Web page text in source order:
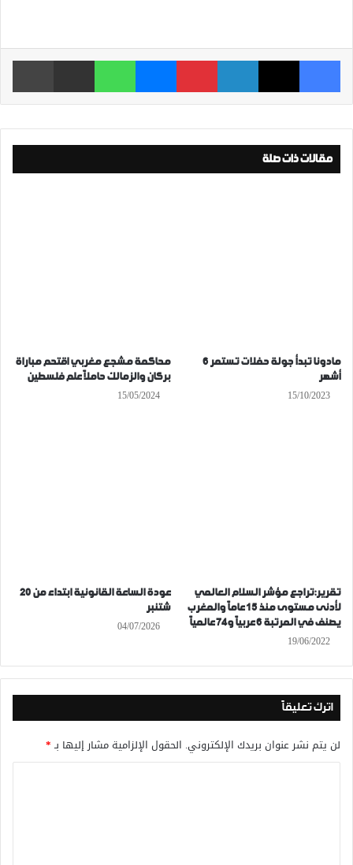
فيسبوك ‫X لينكدإن بينتيريست ماسنجر واتساب مشاركة عبر البريد
مقالات ذات صلة
مادونا تبدأ جولة حفلات تستمر 6
أشهر
15/10/2023
محاكمة مشجع مغربي اقتحم مباراة
بركان والزمالك حاملاً علم فلسطين
15/05/2024
تقرير:تراجع مؤشر السلام العالمي
لأدنى مستوى منذ 15 عاماً والمغرب
يصنف في المرتبة 6 عربياً و74 عالمياً
19/06/2022
عودة الساعة القانونية ابتداء من 20
شتنبر
04/07/2026
اترك تعليقاً
لن يتم نشر عنوان بريدك الإلكتروني. الحقول الإلزامية مشار إليها بـ*